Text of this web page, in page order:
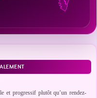
et progressif plutôt qu’un rendez-